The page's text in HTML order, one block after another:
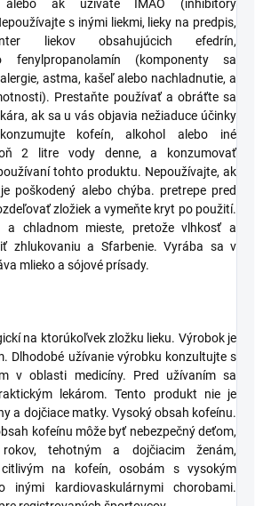
alebo ak užívate IMAO (inhibítory
s inými liekmi, lieky na predpis,
liekov obsahujúcich efedrín,
fenylpropanolamín (komponenty sa
astma, kašeľ alebo nachladnutie, a
Prestaňte používať a obráťte sa
ak sa u vás objavia nežiaduce účinky
kofeín, alkohol alebo iné
2 litre vody denne, a konzumovať
tohto produktu. Nepoužívajte, ak
poškodený alebo chýba. pretrepe pred
zložiek a vymeňte kryt po použití.
a chladnom mieste, pretože vlhkosť a
zhlukovaniu a Sfarbenie. Vyrába sa v
mlieko a sójové prísady.
na ktorúkoľvek zložku lieku. Výrobok je
Dlhodobé užívanie výrobku konzultujte s
v oblasti medicíny. Pred užívaním sa
lekárom. Tento produkt nie je
a dojčiace matky. Vysoký obsah kofeínu.
kofeínu môže byť nebezpečný deťom,
tehotným a dojčiacim ženám,
na kofeín, osobám s vysokým
inými kardiovaskulárnymi chorobami.